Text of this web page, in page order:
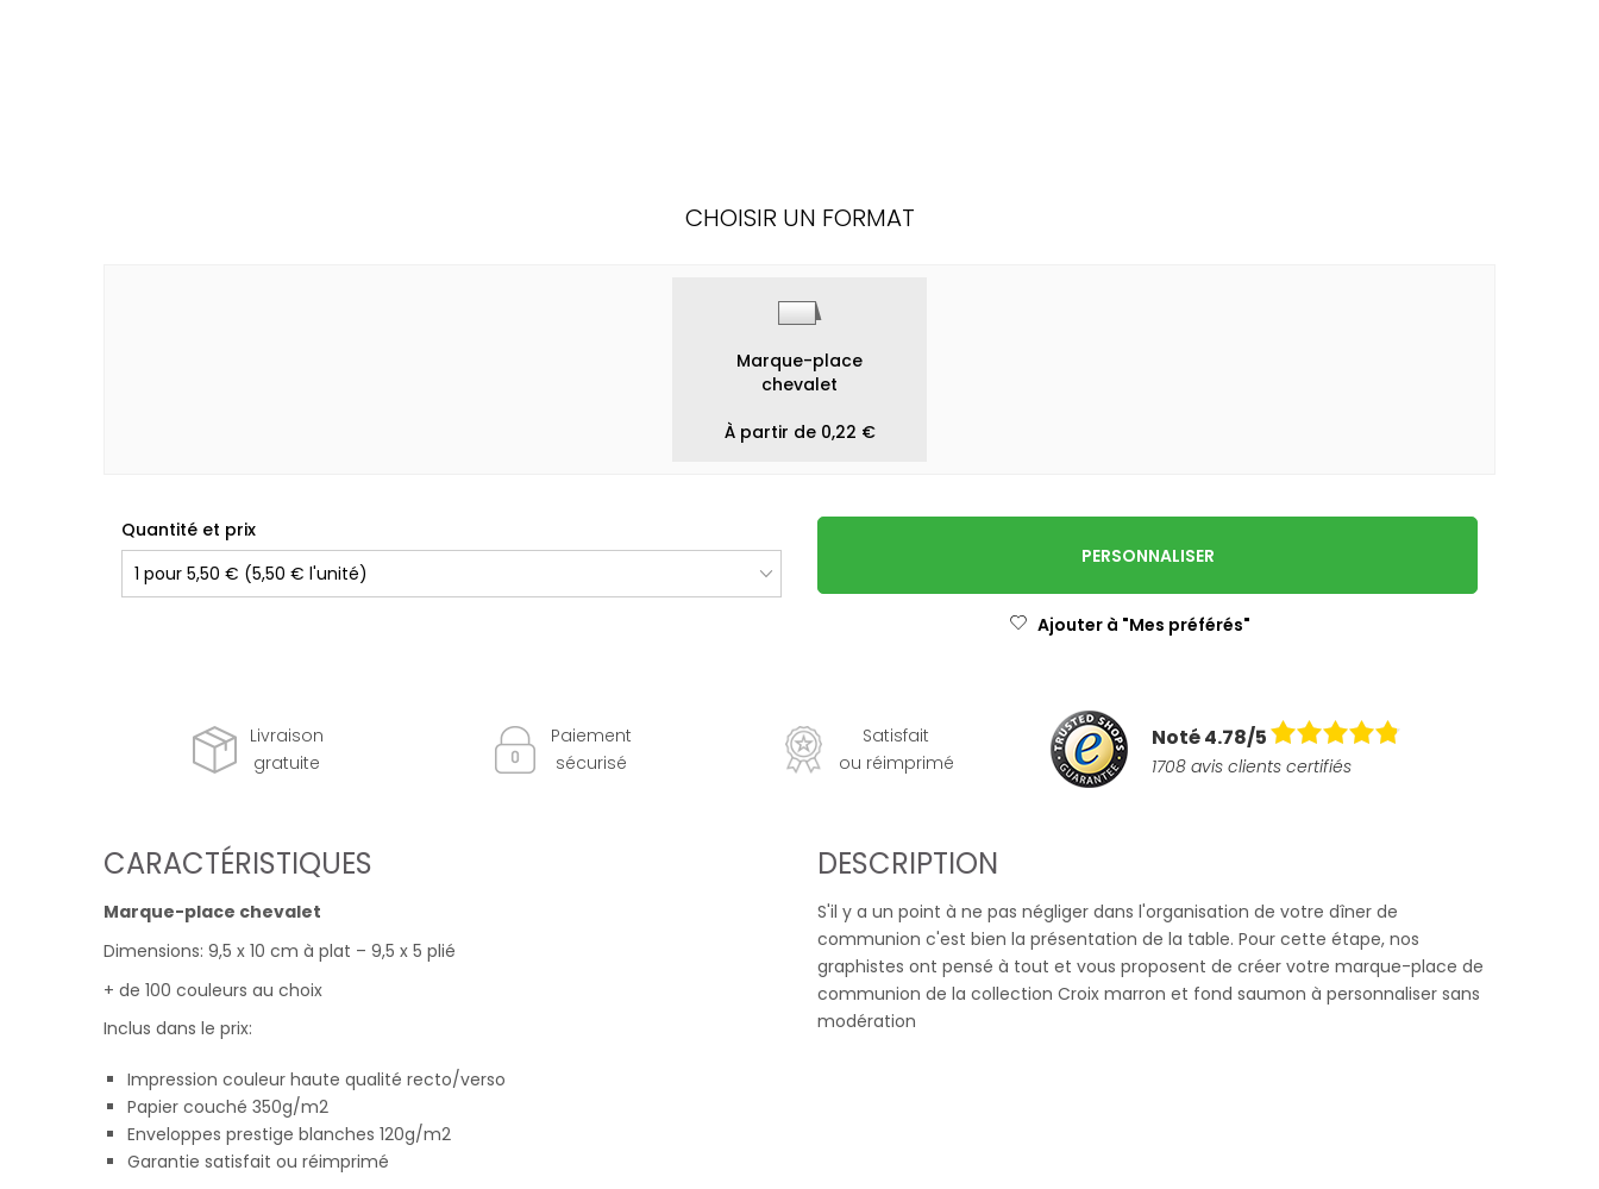
CHOISIR UN FORMAT
Marque-place
chevalet
À partir de 0,22 €
Quantité et prix
PERSONNALISER
Ajouter à "Mes préférés"
Livraison
gratuite
Paiement
sécurisé
Satisfait
ou réimprimé
Noté 4.78/5
1708 avis clients certifiés
CARACTÉRISTIQUES
Marque-place chevalet
Dimensions: 9,5 x 10 cm à plat – 9,5 x 5 plié
+ de 100 couleurs au choix
Inclus dans le prix:
Impression couleur haute qualité recto/verso
Papier couché 350g/m2
Enveloppes prestige blanches 120g/m2
Garantie satisfait ou réimprimé
DESCRIPTION
S'il y a un point à ne pas négliger dans l'organisation de votre dîner de
communion c'est bien la présentation de la table. Pour cette étape, nos
graphistes ont pensé à tout et vous proposent de créer votre marque-place de
communion de la collection Croix marron et fond saumon à personnaliser sans
modération